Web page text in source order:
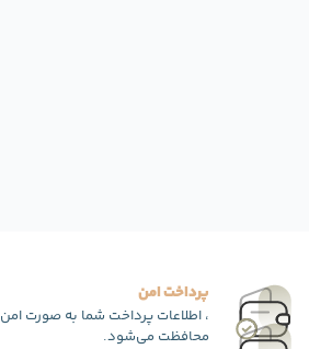
پرداخت امن
، اطلاعات پرداخت شما به صورت امن
محافظت می‌شود.